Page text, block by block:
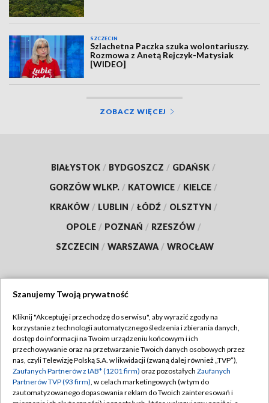
SZCZECIN
Szlachetna Paczka szuka wolontariuszy.
Rozmowa z Anetą Rejczyk-Matysiak
[WIDEO]
ZOBACZ WIĘCEJ
BIAŁYSTOK / BYDGOSZCZ / GDAŃSK /
GORZÓW WLKP. / KATOWICE / KIELCE /
KRAKÓW / LUBLIN / ŁÓDŹ / OLSZTYN /
OPOLE / POZNAŃ / RZESZÓW /
SZCZECIN / WARSZAWA / WROCŁAW
TVP
Abonament TVP
Emisja w TVP
Centrum informacji TVP
Regulamin TVP
Polityka prywatności
Moje zgody
Szanujemy Twoją prywatność
Kliknij "Akceptuję i przechodzę do serwisu", aby wyrazić zgody na
korzystanie z technologii automatycznego śledzenia i zbierania danych,
dostęp do informacji na Twoim urządzeniu końcowym i ich
przechowywanie oraz na przetwarzanie Twoich danych osobowych przez
nas, czyli Telewizję Polską S.A. w likwidacji (zwaną dalej również „TVP”),
Zaufanych Partnerów z IAB* (1201 firm) oraz pozostałych Zaufanych
Partnerów TVP (93 firm), w celach marketingowych (w tym do
zautomatyzowanego dopasowania reklam do Twoich zainteresowań i